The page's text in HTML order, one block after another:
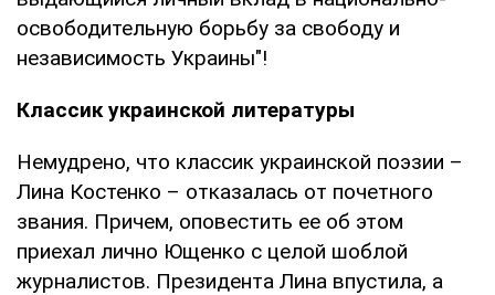
освободительную борьбу за свободу и
независимость Украины"!
Классик украинской литературы
Немудрено, что классик украинской поэзии –
Лина Костенко – отказалась от почетного
звания. Причем, оповестить ее об этом
приехал лично Ющенко с целой шоблой
журналистов. Президента Лина впустила, а